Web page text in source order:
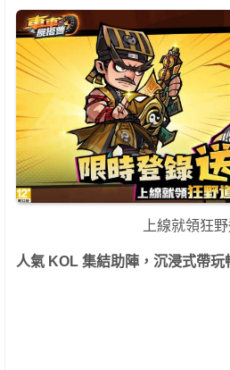
上線就領狂
人氣 KOL 集結助陣，沉浸式帶玩